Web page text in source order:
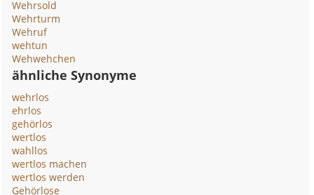
Wehrsold
Wehrturm
Wehruf
wehtun
Wehwehchen
ähnliche Synonyme
wehrlos
ehrlos
gehörlos
wertlos
wahllos
wertlos machen
wertlos werden
Gehörlose